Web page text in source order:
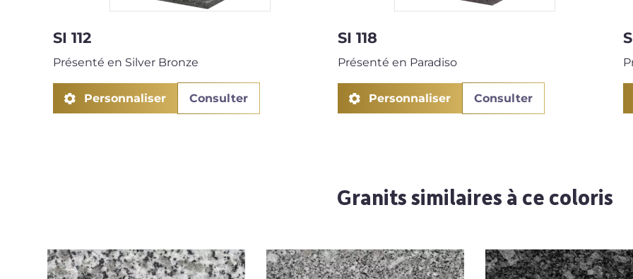
SI 112
Présenté en Silver Bronze
Personnaliser Consulter
SI 118
Présenté en Paradiso
Personnaliser Consulter
Granits similaires à ce coloris